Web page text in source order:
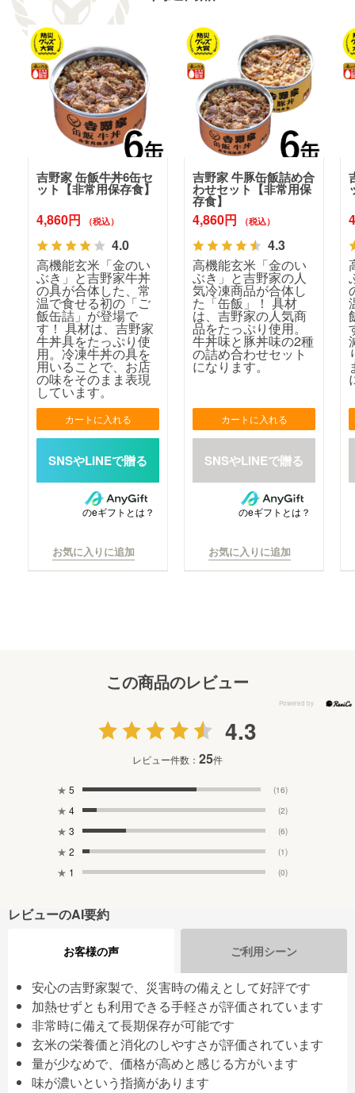
吉野家 缶飯牛丼6缶セ
ット【非常用保存食】
4,860円 （税込）
4.0
高機能玄米「金のい
ぶき」と吉野家牛丼
の具が合体した、常
温で食せる初の「ご
飯缶詰」が登場で
す！ 具材は、吉野家
牛丼具をたっぷり使
用。冷凍牛丼の具を
用いることで、お店
の味をそのまま表現
しています。
カートに入れる
のeギフトとは？
お気に入りに追加
吉野家 牛豚缶飯詰め合
わせセット【非常用保
存食】
4,860円 （税込）
4.3
高機能玄米「金のい
ぶき」と吉野家の人
気冷凍商品が合体し
た「缶飯」！ 具材
は、吉野家の人気商
品をたっぷり使用。
牛丼味と豚丼味の2種
の詰め合わせセット
になります。
カートに入れる
のeギフトとは？
お気に入りに追加
この商品のレビュー
4.3
レビュー件数： 25件
★ 5 (16)
★ 4 (2)
★ 3 (6)
★ 2 (1)
★ 1 (0)
レビューのAI要約
お客様の声 ご利用シーン
安心の吉野家製で、災害時の備えとして好評です
加熱せずとも利用できる手軽さが評価されています
非常時に備えて長期保存が可能です
玄米の栄養価と消化のしやすさが評価されています
量が少なめで、価格が高めと感じる方がいます
味が濃いという指摘があります